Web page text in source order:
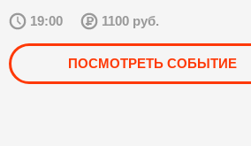
19:00 1100 руб.
ПОСМОТРЕТЬ СОБЫТИЕ